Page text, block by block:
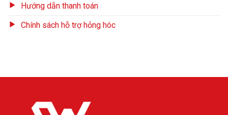
Hướng dẫn thanh toán
Chính sách hỗ trợ hỏng hóc